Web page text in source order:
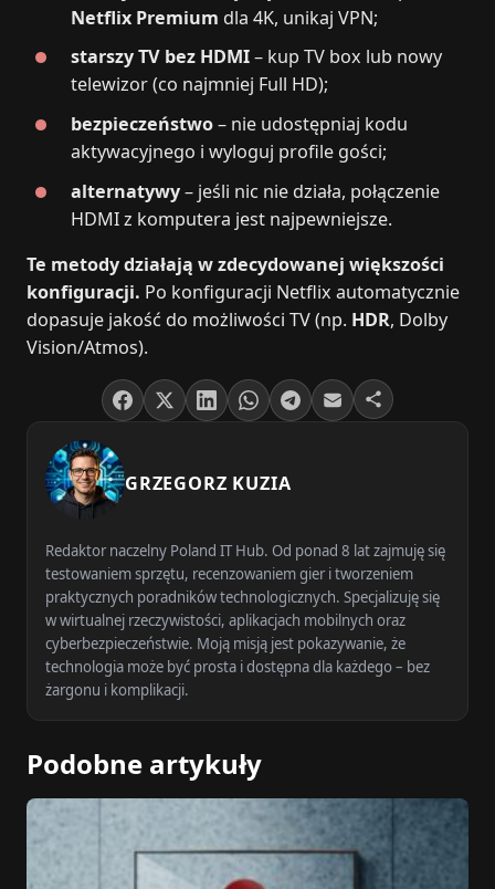
Netflix Premium dla 4K, unikaj VPN;
starszy TV bez HDMI– kup TV box lub nowy
telewizor (co najmniej Full HD);
bezpieczeństwo– nie udostępniaj kodu
aktywacyjnego i wyloguj profile gości;
alternatywy– jeśli nic nie działa, połączenie
HDMI z komputera jest najpewniejsze.
Te metody działają w zdecydowanej większości
konfiguracji. Po konfiguracji Netflix automatycznie
dopasuje jakość do możliwości TV (np. HDR, Dolby
Vision/Atmos).
GRZEGORZ KUZIA
Redaktor naczelny Poland IT Hub. Od ponad 8 lat zajmuję się
testowaniem sprzętu, recenzowaniem gier i tworzeniem
praktycznych poradników technologicznych. Specjalizuję się
w wirtualnej rzeczywistości, aplikacjach mobilnych oraz
cyberbezpieczeństwie. Moją misją jest pokazywanie, że
technologia może być prosta i dostępna dla każdego – bez
żargonu i komplikacji.
Podobne artykuły